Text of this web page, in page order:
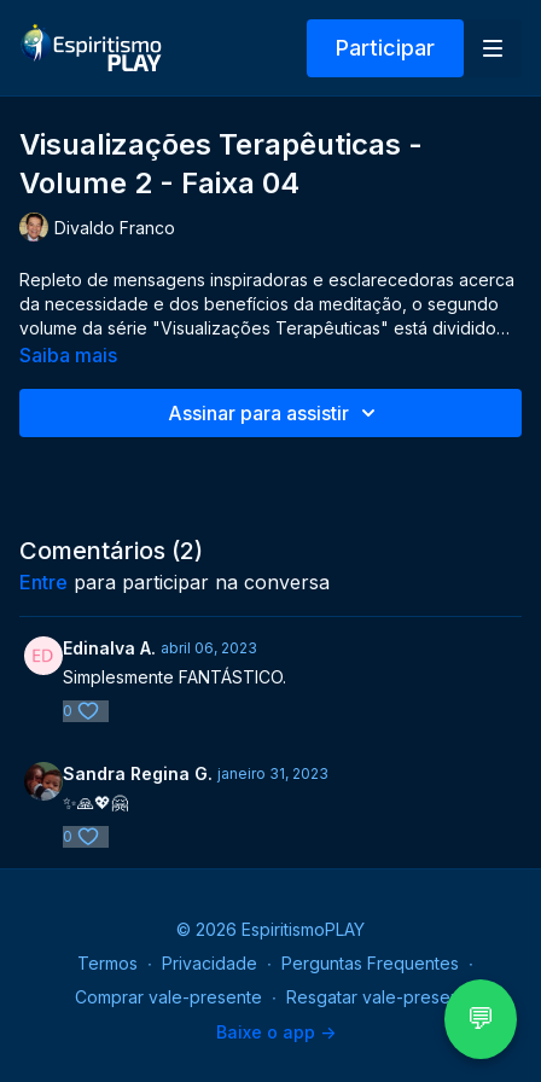
💬
Participar
Visualizações Terapêuticas -
Volume 2 - Faixa 04
Divaldo Franco
Repleto de mensagens inspiradoras e esclarecedoras acerca
da necessidade e dos benefícios da meditação, o segundo
volume da série "Visualizações Terapêuticas" está dividido
em duas partes.
do medo, da solidão e da depressão, propondo-nos, com
essenciais da vida, como a saúde, a paz e a alegria de viver,
problemas existenciais.
Saiba mais
Assinar para assistir
Comentários (2)
Entre para participar na conversa
Edinalva A. abril 06, 2023
Simplesmente FANTÁSTICO.
0
Sandra Regina G. janeiro 31, 2023
✨🙏💖🤗
0
© 2026 EspiritismoPLAY
Termos ∙ Privacidade ∙ Perguntas Frequentes ∙
Comprar vale-presente ∙ Resgatar vale-presente
Baixe o app ->